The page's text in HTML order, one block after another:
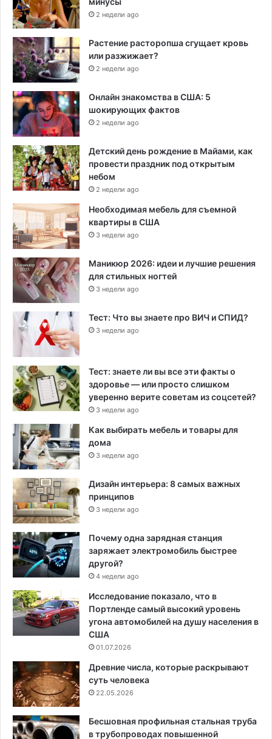
2 недели ago
Растение расторопша сгущает кровь
или разжижает?
2 недели ago
Онлайн знакомства в США: 5
шокирующих фактов
2 недели ago
Детский день рождение в Майами, как
провести праздник под открытым
небом
2 недели ago
Необходимая мебель для съемной
квартиры в США
3 недели ago
Маникюр 2026: идеи и лучшие решения
для стильных ногтей
3 недели ago
Тест: Что вы знаете про ВИЧ и СПИД?
3 недели ago
Тест: знаете ли вы все эти факты о
здоровье — или просто слишком
уверенно верите советам из соцсетей?
3 недели ago
Как выбирать мебель и товары для
дома
3 недели ago
Дизайн интерьера: 8 самых важных
принципов
3 недели ago
Почему одна зарядная станция
заряжает электромобиль быстрее
другой?
4 недели ago
Исследование показало, что в
Портленде самый высокий уровень
угона автомобилей на душу населения в
США
01.07.2026
Древние числа, которые раскрывают
суть человека
22.05.2026
Бесшовная профильная стальная труба
в трубопроводах повышенной